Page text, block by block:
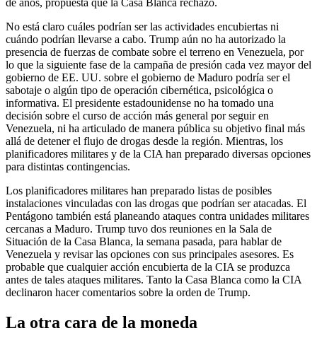
No está claro cuáles podrían ser las actividades encubiertas ni
cuándo podrían llevarse a cabo. Trump aún no ha autorizado la
presencia de fuerzas de combate sobre el terreno en Venezuela, por
lo que la siguiente fase de la campaña de presión cada vez mayor del
gobierno de EE. UU. sobre el gobierno de Maduro podría ser el
sabotaje o algún tipo de operación cibernética, psicológica o
informativa. El presidente estadounidense no ha tomado una
decisión sobre el curso de acción más general por seguir en
Venezuela, ni ha articulado de manera pública su objetivo final más
allá de detener el flujo de drogas desde la región. Mientras, los
planificadores militares y de la CIA han preparado diversas opciones
para distintas contingencias.
Los planificadores militares han preparado listas de posibles
instalaciones vinculadas con las drogas que podrían ser atacadas. El
Pentágono también está planeando ataques contra unidades militares
cercanas a Maduro. Trump tuvo dos reuniones en la Sala de
Situación de la Casa Blanca, la semana pasada, para hablar de
Venezuela y revisar las opciones con sus principales asesores. Es
probable que cualquier acción encubierta de la CIA se produzca
antes de tales ataques militares. Tanto la Casa Blanca como la CIA
declinaron hacer comentarios sobre la orden de Trump.
La otra cara de la moneda